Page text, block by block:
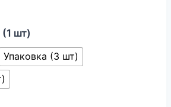
шт)
Упаковка (3 шт)